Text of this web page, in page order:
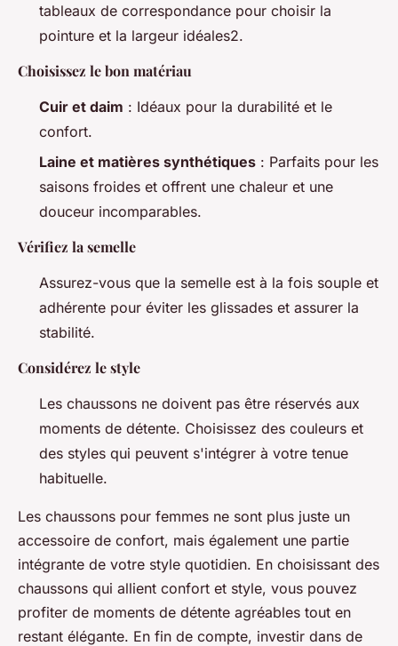
tableaux de correspondance pour choisir la
pointure et la largeur idéales2.
Choisissez le bon matériau
Cuir et daim : Idéaux pour la durabilité et le
confort.
Laine et matières synthétiques : Parfaits pour les
saisons froides et offrent une chaleur et une
douceur incomparables.
Vérifiez la semelle
Assurez-vous que la semelle est à la fois souple et
adhérente pour éviter les glissades et assurer la
stabilité.
Considérez le style
Les chaussons ne doivent pas être réservés aux
moments de détente. Choisissez des couleurs et
des styles qui peuvent s'intégrer à votre tenue
habituelle.
Les chaussons pour femmes ne sont plus juste un
accessoire de confort, mais également une partie
intégrante de votre style quotidien. En choisissant des
chaussons qui allient confort et style, vous pouvez
profiter de moments de détente agréables tout en
restant élégante. En fin de compte, investir dans de